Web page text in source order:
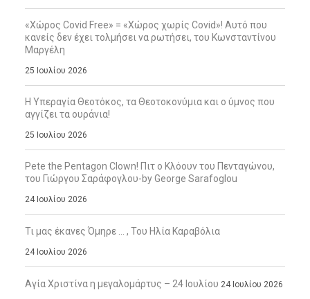
«Χώρος Covid Free» = «Χώρος χωρίς Covid»! Αυτό που
κανείς δεν έχει τολμήσει να ρωτήσει, του Κωνσταντίνου
Μαργέλη
25 Ιουλίου 2026
Η Υπεραγία Θεοτόκος, τα Θεοτοκονύμια και ο ύμνος που
αγγίζει τα ουράνια!
25 Ιουλίου 2026
Pete the Pentagon Clown! Πιτ ο Κλόουν του Πενταγώνου,
του Γιώργου Σαράφογλου-by George Sarafoglou
24 Ιουλίου 2026
Τι μας έκανες Όμηρε … , Του Ηλία Καραβόλια
24 Ιουλίου 2026
Αγία Χριστίνα η μεγαλομάρτυς – 24 Ιουλίου 24 Ιουλίου 2026